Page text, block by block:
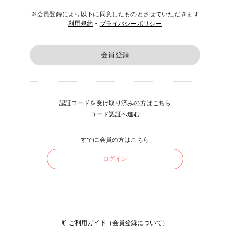
※会員登録により以下に同意したものとさせていただきます
利用規約 ・ プライバシーポリシー
会員登録
認証コードを受け取り済みの方はこちら
コード認証へ進む
すでに会員の方はこちら
ログイン
ご利用ガイド（会員登録について）